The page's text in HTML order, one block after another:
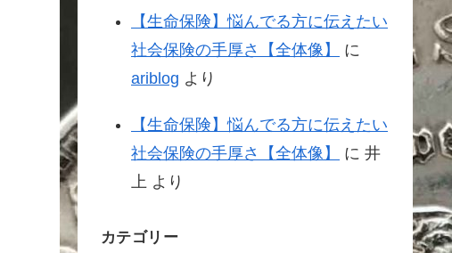
【生命保険】悩んでる方に伝えたい
社会保険の手厚さ【全体像】
に
ariblog より
【生命保険】悩んでる方に伝えたい
社会保険の手厚さ【全体像】
に 井
上 より
カテゴリー